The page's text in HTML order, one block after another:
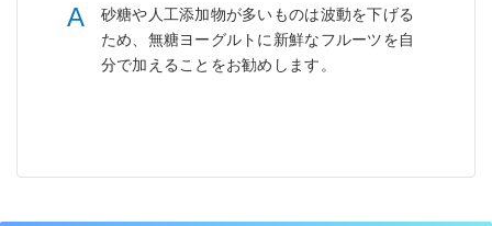
A
砂糖や人工添加物が多いものは波動を下げる
ため、無糖ヨーグルトに新鮮なフルーツを自
分で加えることをお勧めします。